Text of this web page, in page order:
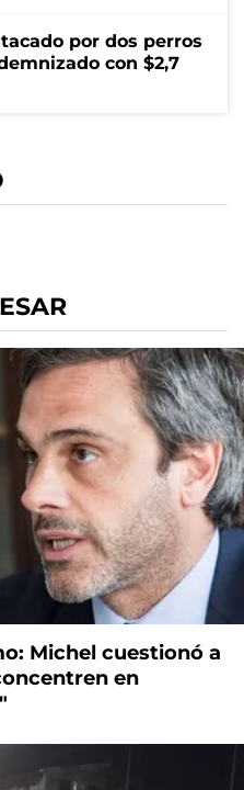
por dos perros
con $2,7
Michel cuestionó a
en